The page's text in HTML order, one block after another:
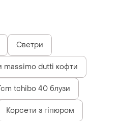
Светри
massimo dutti кофти
tchibo 40 блузи
Корсети з гіпюром